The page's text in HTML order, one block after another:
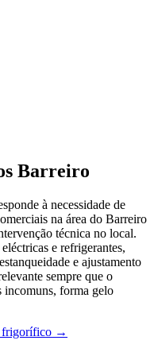
Barreiro
à necessidade de
na área do Barreiro
técnica no local.
e refrigerantes,
e ajustamento
sempre que o
incomuns, forma gelo
frigorífico →